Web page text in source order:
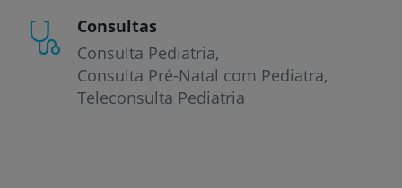
Consultas
Consulta Pediatria
Consulta Pré-Natal com Pediatra
Teleconsulta Pediatria